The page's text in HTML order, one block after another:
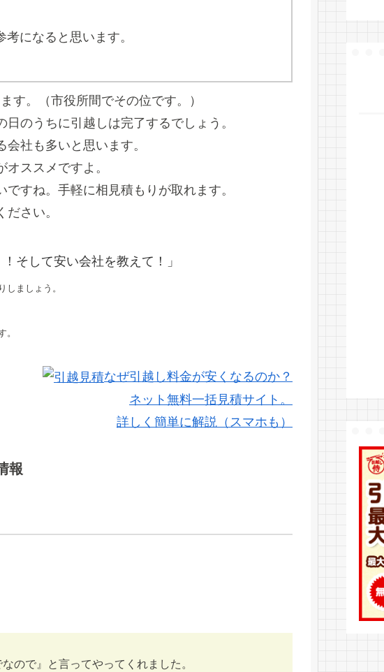
になると思います。
す。（市役所間でその位です。）
のうちに引越しは完了するでしょう。
社も多いと思います。
ススメですよ。
すね。手軽に相見積もりが取れます。
さい。
そして安い会社を教えて！」
ましょう。
。
なぜ引越し料金が安くなるのか？
ネット無料一括見積サイト。
詳しく簡単に解説（スマホも）
報
ので』と言ってやってくれました。